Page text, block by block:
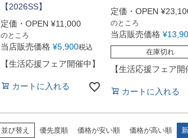
【2026SS】
定価・OPEN ¥11,000
のところ
当店販売価格 ¥5,900税込
【生活応援フェア開催中】
カートに入れる
定価・OPEN ¥
のところ
当店販売価格 ¥
在庫切れ
【生活応援フェア開
カートに入れる
並び替え 優先度順 価格が安い順 価格が高い順